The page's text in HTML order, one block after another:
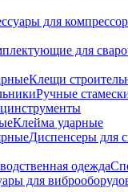
для
для
Клещи
Ручные
Клейма ударные
Диспенсеры для
одежда
для